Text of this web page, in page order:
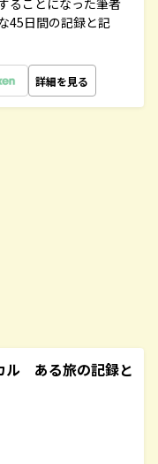
ることになった筆者
45日間の記録と記
詳細を見る
ル ある旅の記録と